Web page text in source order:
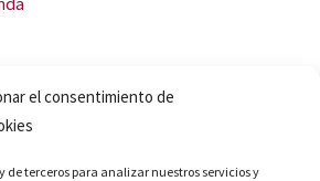
el consentimiento de
de terceros para analizar nuestros servicios y